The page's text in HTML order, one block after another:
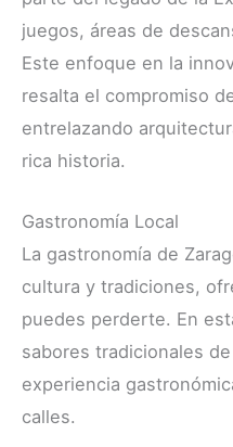
juegos, áreas de
Este enfoque en la
resalta el compromiso
entrelazando
rica historia.
Gastronomía Local
La gastronomía de
cultura y tradiciones,
puedes perderte. En
sabores tradicionales
experiencia
calles.